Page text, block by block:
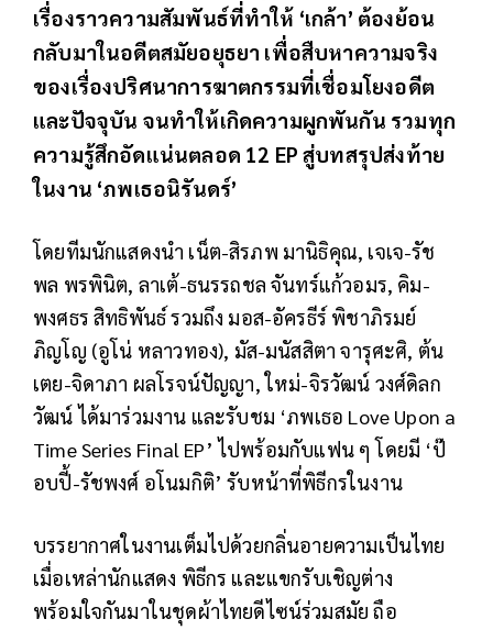
เรื่องราวความสัมพันธ์ที่ทำให้ ‘เกล้า’ ต้องย้อน
กลับมาในอดีตสมัยอยุธยา เพื่อสืบหาความจริง
ของเรื่องปริศนาการฆาตกรรมที่เชื่อมโยงอดีต
และปัจจุบัน จนทำให้เกิดความผูกพันกัน รวมทุก
ความรู้สึกอัดแน่นตลอด 12 EP สู่บทสรุปส่งท้าย
ในงาน ‘ภพเธอนิรันดร์’
โดยทีมนักแสดงนำ เน็ต-สิรภพ มานิธิคุณ, เจเจ-รัช
พล พรพินิต, ลาเต้-ธนรรถชล จันทร์แก้วอมร, คิม-
พงศธร สิทธิพันธ์ รวมถึง มอส-อัครธีร์ พิชาภิรมย์
ภิญโญ (อูโน่ หลาวทอง), มัส-มนัสสิตา จารุศะศิ, ต้น
เตย-จิดาภา ผลโรจน์ปัญญา, ใหม่-จิรวัฒน์ วงศ์ดิลก
วัฒน์ ได้มาร่วมงาน และรับชม ‘ภพเธอ Love Upon a
Time Series Final EP’ ไปพร้อมกับแฟน ๆ โดยมี ‘ป๊
อบปี้-รัชพงศ์ อโนมกิติ’ รับหน้าที่พิธีกรในงาน
บรรยากาศในงานเต็มไปด้วยกลิ่นอายความเป็นไทย
เมื่อเหล่านักแสดง พิธีกร และแขกรับเชิญต่าง
พร้อมใจกันมาในชุดผ้าไทยดีไซน์ร่วมสมัย ถือ